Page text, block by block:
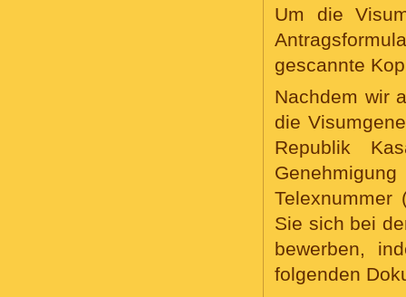
Um die
gescannte
Nachdem wir
die
Republik
Telexnummer
Sie sich bei
bewerben,
folgenden